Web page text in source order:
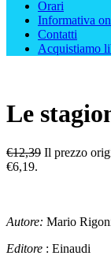
Orari
Informativa
Contatti
Acquistiamo
Le
€12,39 Il prezzo
€6,19.
Autore: Mario
Editore : Einaudi